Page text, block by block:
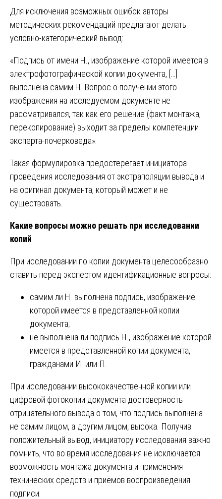
Для исключения возможных ошибок авторы
методических рекомендаций предлагают делать
условно-категорический вывод:
«Подпись от имени Н., изображение которой имеется в
электрофотографической копии документа, […]
выполнена самим Н. Вопрос о получении этого
изображения на исследуемом документе не
рассматривался, так как его решение (факт монтажа,
перекопирование) выходит за пределы компетенции
эксперта-почерковеда».
Такая формулировка предостерегает инициатора
проведения исследования от экстраполяции вывода и
на оригинал документа, который может и не
существовать.
Какие вопросы можно решать при исследовании
копий
При исследовании по копии документа целесообразно
ставить перед экспертом идентификационные вопросы:
самим ли Н. выполнена подпись, изображение
которой имеется в представленной копии
документа;
не выполнена ли подпись Н., изображение которой
имеется в представленной копии документа,
гражданами И. или П.
При исследовании высококачественной копии или
цифровой фотокопии документа достоверность
отрицательного вывода о том, что подпись выполнена
не самим лицом, а другим лицом, высока. Получив
положительный вывод, инициатору исследования важно
помнить, что во время исследования не исключается
возможность монтажа документа и применения
технических средств и приёмов воспроизведения
подписи.